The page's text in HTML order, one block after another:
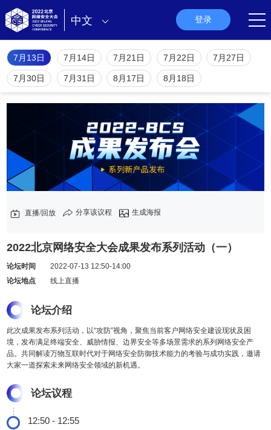
中文 登录
7月13日 7月14日 7月21日 7月22日 7月27日
7月30日 7月31日 8月17日 8月18日
直播/回放 分享该议程 生成海报
2022北京网络安全大会成果发布系列活动（一）
论坛时间
2022-07-13 12:50-14:00
论坛地点
线上直播
论坛介绍
此次成果发布系列活动，以“攻防”视角，聚焦当前客户网络安全建设现状及困
境，发布满足终端安全、威胁情报、边界安全等多场景需求的系列网络安全产
品。共同解读万物互联时代对于网络安全防御技术能力的考验与成功实践，邀请
大家一道探索未来网络安全领域的新机遇。
论坛议程
12:50 - 12:55